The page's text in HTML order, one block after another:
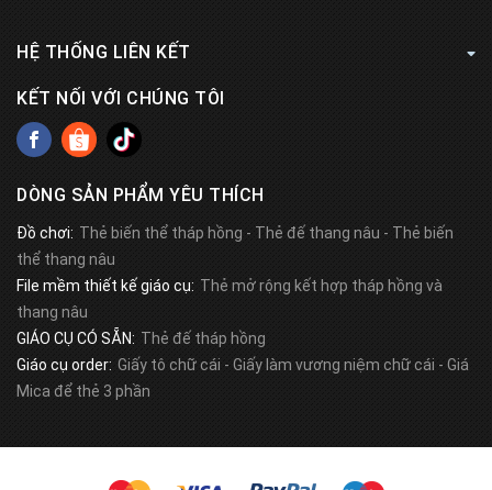
HỆ THỐNG LIÊN KẾT
KẾT NỐI VỚI CHÚNG TÔI
DÒNG SẢN PHẨM YÊU THÍCH
Đồ chơi: Thẻ biến thể tháp hồng - Thẻ đế thang nâu - Thẻ biến
thể thang nâu
File mềm thiết kế giáo cụ: Thẻ mở rộng kết hợp tháp hồng và
thang nâu
GIÁO CỤ CÓ SẴN: Thẻ đế tháp hồng
Giáo cụ order: Giấy tô chữ cái - Giấy làm vương niệm chữ cái - Giá
Mica để thẻ 3 phần